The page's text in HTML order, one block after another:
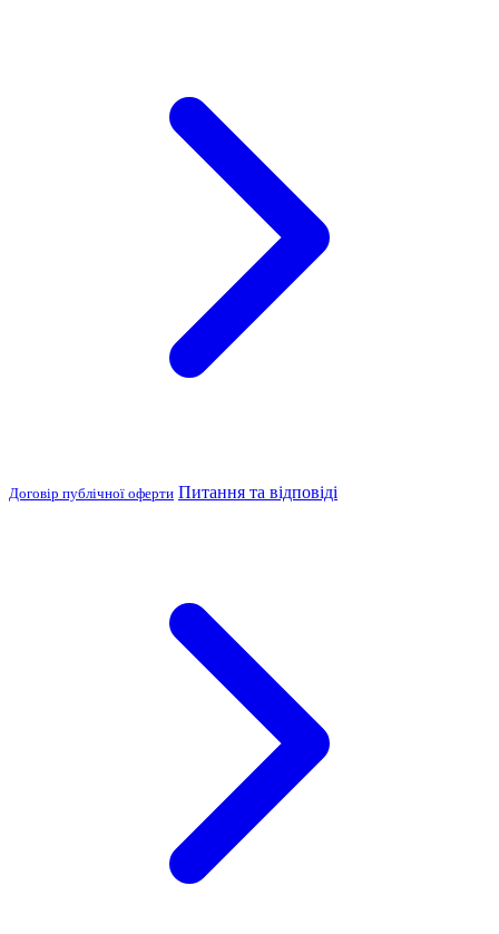
Договір публічної оферти Питання та відповіді